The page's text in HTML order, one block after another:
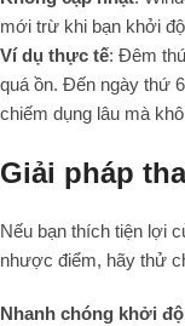
mới trừ khi bạn khởi
Ví dụ thực tế: Đêm
quá ồn. Đến ngày thứ
chiếm dụng lâu mà
Giải pháp
Nếu bạn thích tiện lợi
nhược điểm, hãy thử
Nhanh chóng khởi